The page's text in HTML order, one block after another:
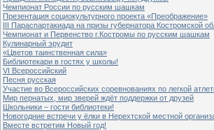
Чемпионат России по русским шашкам
Презентация социокультурного проекта «Преображение»
III Параспартакиада на призы губернатора Костромской
Чемпионат и Первенство г.Костромы по русским шашкам
Кулинарный эрудит
«Цветов таинственная сила»
Библиотекари в гостях у школы!
VI Всероссийский
Песня русская
Участие во Всероссийских соревнованиях по легкой
Мир пернатых, мир зверей ждёт поддержки от друзей
Школьники – гости библиотеки!
Новогодние встречи у ёлки в Нерехтской местной
Вместе встретим Новый год!